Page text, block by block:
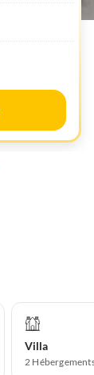
Villa
2